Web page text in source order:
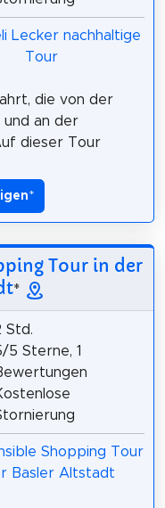
die von der
und an der
dieser Tour
*
Tour in der
*
Std.
5 Sterne, 1